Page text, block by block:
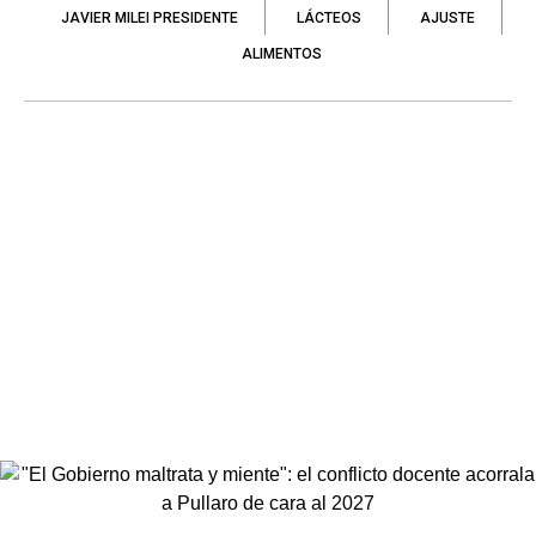
JAVIER MILEI PRESIDENTE LÁCTEOS AJUSTE
ALIMENTOS